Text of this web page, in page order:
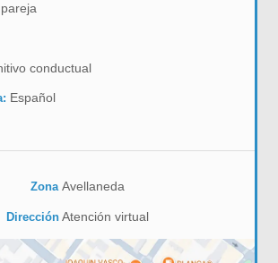
conductual
Español
Zona Avellaneda
DirecciónAtención virtual